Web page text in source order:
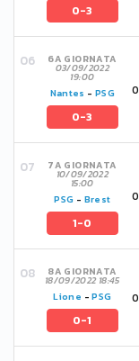
0-3
6A GIORNATA
03/09/2022
19:00
Nantes - PSG
0-3
0
7A GIORNATA
10/09/2022
15:00
PSG - Brest
1-0
0
8A GIORNATA
18/09/2022 18:45
Lione -PSG
0-1
0